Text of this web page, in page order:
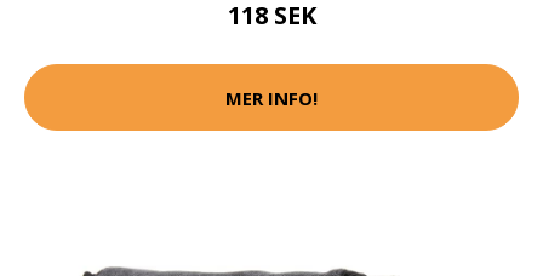
118 SEK
MER INFO!